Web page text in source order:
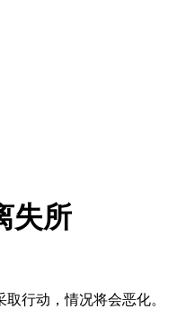
失所
行动，情况将会恶化。